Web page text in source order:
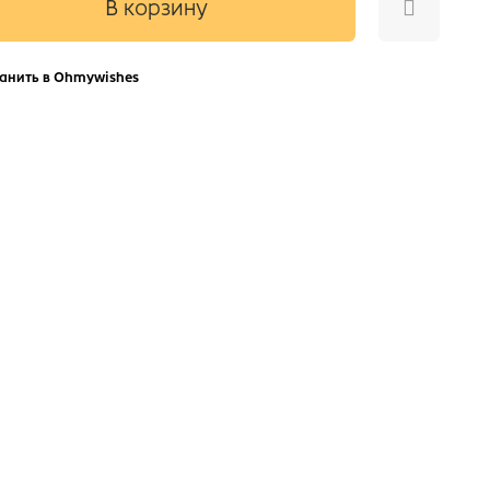
В корзину
в Ohmywishes